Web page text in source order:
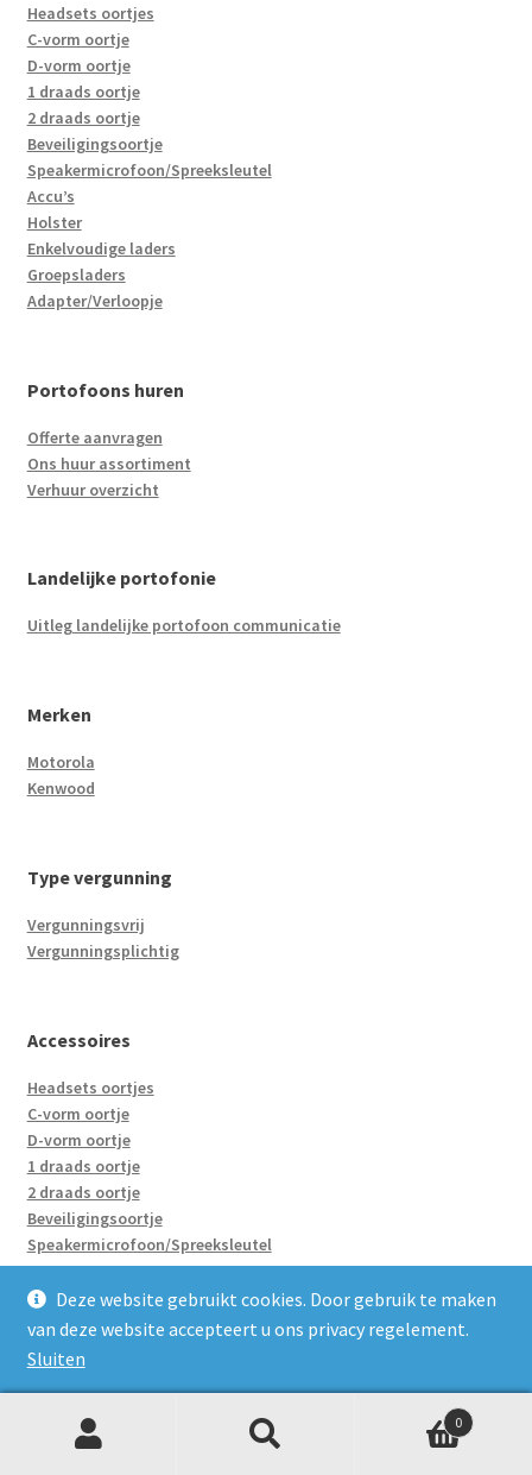
Headsets oortjes
C-vorm oortje
D-vorm oortje
1 draads oortje
2 draads oortje
Beveiligingsoortje
Speakermicrofoon/Spreeksleutel
Accu’s
Holster
Enkelvoudige laders
Groepsladers
Adapter/Verloopje
Portofoons huren
Offerte aanvragen
Ons huur assortiment
Verhuur overzicht
Landelijke portofonie
Uitleg landelijke portofoon communicatie
Merken
Motorola
Kenwood
Type vergunning
Vergunningsvrij
Vergunningsplichtig
Accessoires
Headsets oortjes
C-vorm oortje
D-vorm oortje
1 draads oortje
2 draads oortje
Beveiligingsoortje
Speakermicrofoon/Spreeksleutel
Accu’s
Holster
Enkelvoudige laders
Groepsladers
Adapter/Verloopje
0
Deze website gebruikt cookies. Door gebruik te maken
van deze website accepteert u ons privacy regelement.
Sluiten